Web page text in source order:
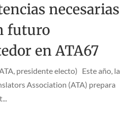
necesarias
futuro
en ATA67
presidente electo) Este año, la
Association (ATA) prepara